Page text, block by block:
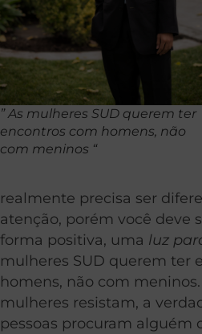
” As mulheres SUD querem ter
encontros com homens, não
com meninos “
realmente precisa ser
atenção, porém você deve
forma positiva, uma luz
mulheres SUD querem ter
homens, não com
mulheres resistam, a
pessoas procuram alguém